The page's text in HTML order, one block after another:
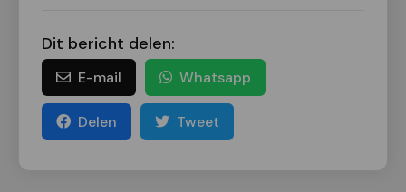
Dit bericht delen:
E-mail Whatsapp
Delen Tweet